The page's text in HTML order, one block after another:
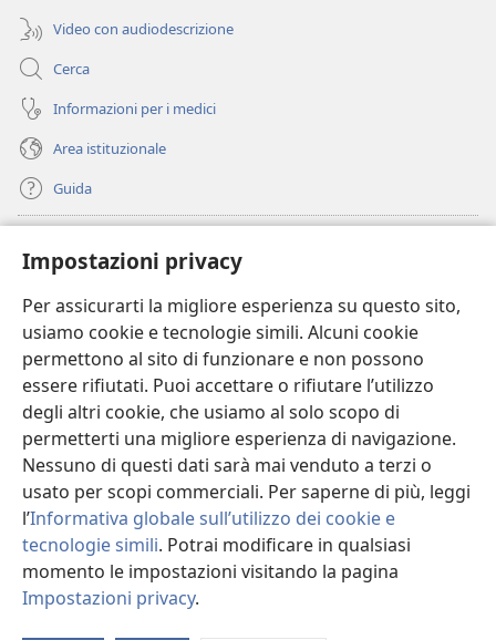
Impostazioni privacy
Per assicurarti la migliore esperienza su questo sito,
usiamo cookie e tecnologie simili. Alcuni cookie
permettono al sito di funzionare e non possono
essere rifiutati. Puoi accettare o rifiutare l’utilizzo
degli altri cookie, che usiamo al solo scopo di
permetterti una migliore esperienza di navigazione.
Nessuno di questi dati sarà mai venduto a terzi o
usato per scopi commerciali. Per saperne di più, leggi
l’Informativa globale sull’utilizzo dei cookie e
tecnologie simili. Potrai modificare in qualsiasi
momento le impostazioni visitando la pagina
Impostazioni privacy.
Video con audiodescrizione
Cerca
Informazioni per i medici
Area istituzionale
Guida
(apre
una
nuova
finestra)
BIBLIOTECA ONLINE Watchtower
(apre
una
nuova
finestra)
JW Hub
(apre
una
nuova
finestra)
JW Library
Watchtower Library®
Copyright© 2026 Watch Tower Bible and Tract Society of Pennsylvania.
CONDIZIONI D’USO
|